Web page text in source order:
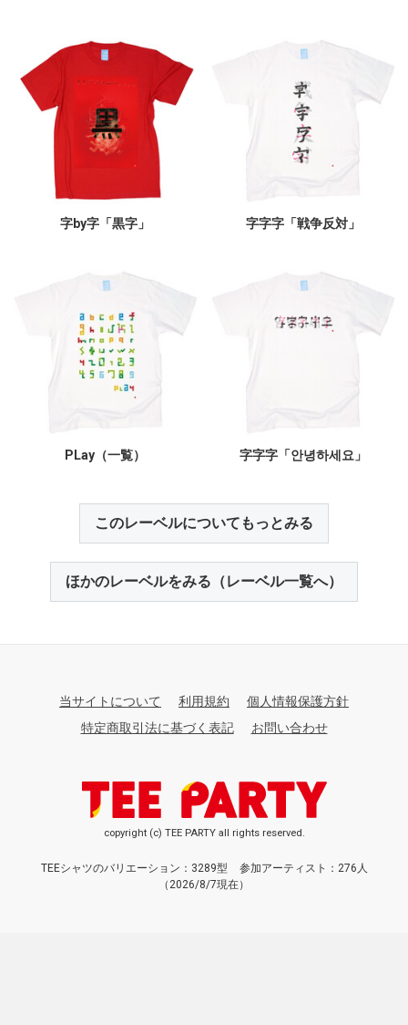
字by字「黒字」 字字字「戦争反対」
PLay（一覧） 字字字「안녕하세요」
このレーベルについてもっとみる
ほかのレーベルをみる（レーベル一覧へ）
当サイトについて 利用規約
個人情報保護方針
特定商取引法に基づく表記
お問い合わせ
copyright (c) TEE PARTY all rights reserved.
TEEシャツのバリエーション：3289型
参加アーティスト：276人
（2026/8/7現在）